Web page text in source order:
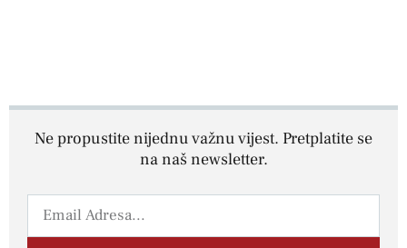
Ne propustite nijednu važnu vijest. Pretplatite se
na naš newsletter.